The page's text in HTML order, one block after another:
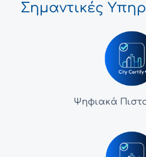
Σημαντικές
Ψηφιακά